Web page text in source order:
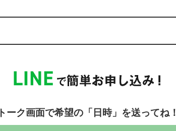
トーク画面で希望の「日時」を送ってね！